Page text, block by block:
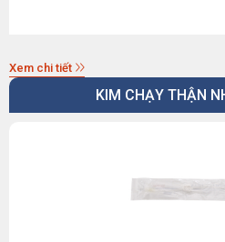
Xem chi tiết
KIM CHẠY THẬN